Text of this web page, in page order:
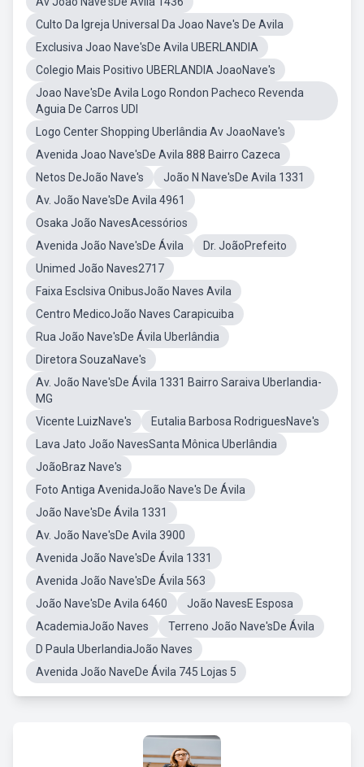
Culto Da Igreja Universal Da Joao Nave's De Avila
Exclusiva Joao Nave'sDe Avila UBERLANDIA
Colegio Mais Positivo UBERLANDIA JoaoNave's
Joao Nave'sDe Avila Logo Rondon Pacheco Revenda
Aguia De Carros UDI
Logo Center Shopping Uberlândia Av JoaoNave's
Avenida Joao Nave'sDe Avila 888 Bairro Cazeca
Netos DeJoão Nave's
João N Nave'sDe Avila 1331
Av. João Nave'sDe Avila 4961
Osaka João NavesAcessórios
Avenida João Nave'sDe Ávila
Dr. JoãoPrefeito
Unimed João Naves2717
Faixa Esclsiva OnibusJoão Naves Avila
Centro MedicoJoão Naves Carapicuiba
Rua João Nave'sDe Ávila Uberlândia
Diretora SouzaNave's
Av. João Nave'sDe Ávila 1331 Bairro Saraiva Uberlandia-
MG
Vicente LuizNave's
Eutalia Barbosa RodriguesNave's
Lava Jato João NavesSanta Mônica Uberlândia
JoãoBraz Nave's
Foto Antiga AvenidaJoão Nave's De Ávila
João Nave'sDe Ávila 1331
Av. João Nave'sDe Avila 3900
Avenida João Nave'sDe Ávila 1331
Avenida João Nave'sDe Ávila 563
João Nave'sDe Avila 6460
João NavesE Esposa
AcademiaJoão Naves
Terreno João Nave'sDe Ávila
D Paula UberlandiaJoão Naves
Avenida João NaveDe Ávila 745 Lojas 5